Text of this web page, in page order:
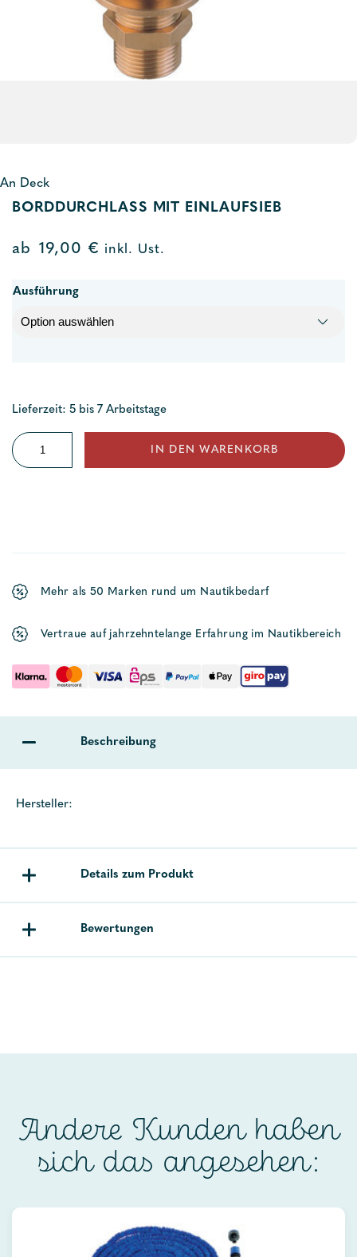
An Deck
BORDDURCHLASS MIT EINLAUFSIEB
ab 19,00 € inkl. Ust.
Ausführung
Lieferzeit: 5 bis 7 Arbeitstage
Borddurchlass
mit
IN DEN WARENKORB
Mehr als 50 Marken rund um Nautikbedarf
Vertraue auf jahrzehntelange Erfahrung im Nautikbereich
Beschreibung
Hersteller:
Details zum Produkt
Bewertungen
Andere Kunden haben
sich das angesehen: